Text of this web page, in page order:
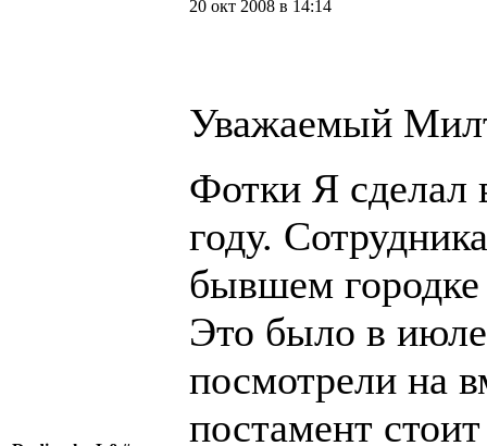
20 окт 2008 в 14:14
Уважаемый
Фотки Я сделал
году.
бывшем городке
Это было в
посмотрели на
постамент